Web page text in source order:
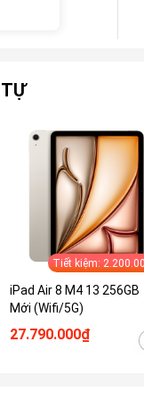
Tiết kiệm:
iPad Air 8 M4 13 256GB
Mới (Wifi/5G)
27.790.000₫